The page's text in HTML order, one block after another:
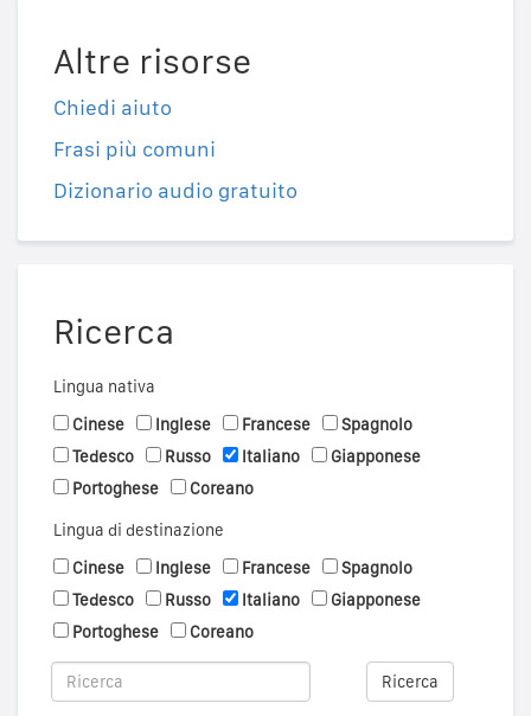
Altre risorse
Chiedi aiuto
Frasi più comuni
Dizionario audio gratuito
Ricerca
Lingua nativa
Cinese
Inglese Francese
Spagnolo
Tedesco
Russo Italiano
Giapponese
Portoghese
Coreano
Lingua di destinazione
Cinese
Inglese Francese
Spagnolo
Tedesco
Russo Italiano
Giapponese
Portoghese
Coreano
Ricerca